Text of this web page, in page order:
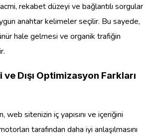
rekabet düzeyi ve bağlantılı sorgular
anahtar kelimeler seçilir. Bu sayede,
hale gelmesi ve organik trafiğin
ve Dışı Optimizasyon Farkları
web sitenizin iç yapısını ve içeriğini
tarafından daha iyi anlaşılmasını